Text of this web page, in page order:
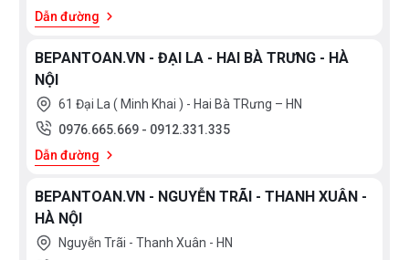
Dẫn đường
BEPANTOAN.VN - ĐẠI LA - HAI BÀ TRƯNG - HÀ
NỘI
61 Đại La ( Minh Khai ) - Hai Bà TRưng – HN
0976.665.669 - 0912.331.335
Dẫn đường
BEPANTOAN.VN - NGUYỄN TRÃI - THANH XUÂN -
HÀ NỘI
Nguyễn Trãi - Thanh Xuân - HN